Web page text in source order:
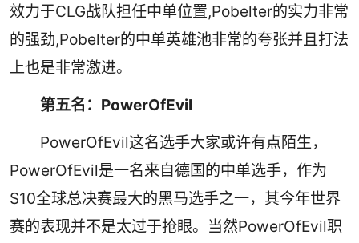
效力于CLG战队担任中单位置,Pobelter的实力非常
的强劲,Pobelter的中单英雄池非常的夸张并且打法
上也是非常激进。
第五名：PowerOfEvil
PowerOfEvil这名选手大家或许有点陌生，
PowerOfEvil是一名来自德国的中单选手，作为
S10全球总决赛最大的黑马选手之一，其今年世界
赛的表现并不是太过于抢眼。当然PowerOfEvil职